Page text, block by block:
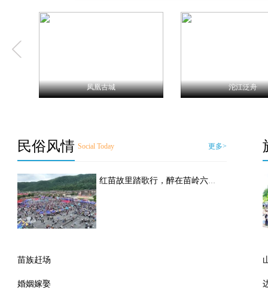
凤凰古城 沱江泛舟
民俗风情 Social Today 更多>
红苗故里踏歌行，醉在苗岭六月六——凤凰·禾库“六月六”苗族文化节盛大启幕
苗族赶场
婚姻嫁娶